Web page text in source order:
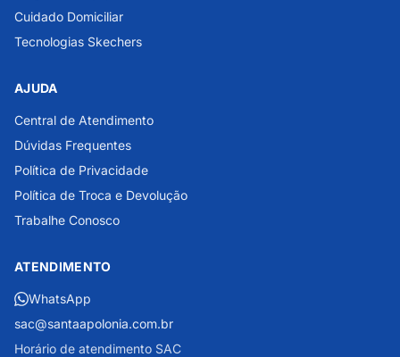
Cuidado Domiciliar
Tecnologias Skechers
AJUDA
Central de Atendimento
Dúvidas Frequentes
Política de Privacidade
Política de Troca e Devolução
Trabalhe Conosco
ATENDIMENTO
WhatsApp
sac@santaapolonia.com.br
Horário de atendimento SAC